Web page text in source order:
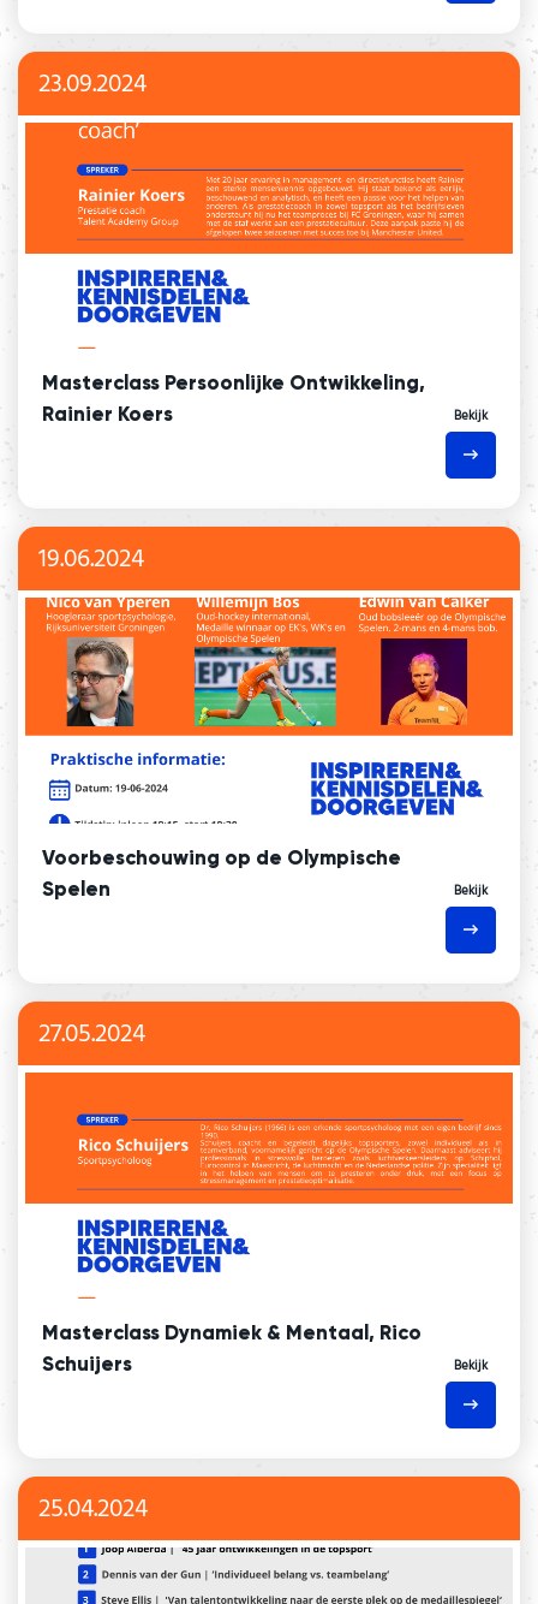
23.09.2024
Masterclass Persoonlijke Ontwikkeling,
Rainier Koers
Bekijk
19.06.2024
Voorbeschouwing op de Olympische
Spelen
Bekijk
27.05.2024
Masterclass Dynamiek & Mentaal, Rico
Schuijers
Bekijk
25.04.2024